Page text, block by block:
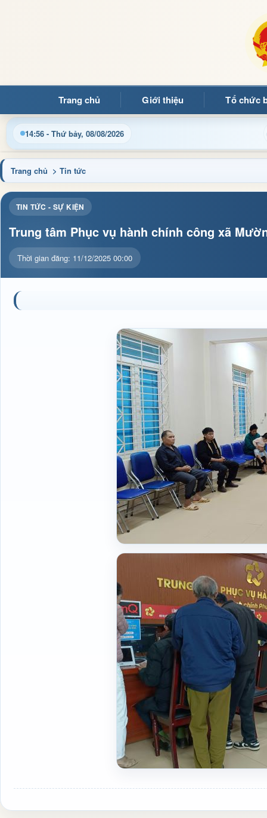
Trang chủ Giới thiệu Tổ chức
14:56 - Thứ bảy, 08/08/2026
tin điện tử xã Mường Ảng
Trang chủ > Tin tức
TIN TỨC - SỰ KIỆN
Trung tâm Phục vụ hành chính công xã
Thời gian đăng: 11/12/2025 00:00